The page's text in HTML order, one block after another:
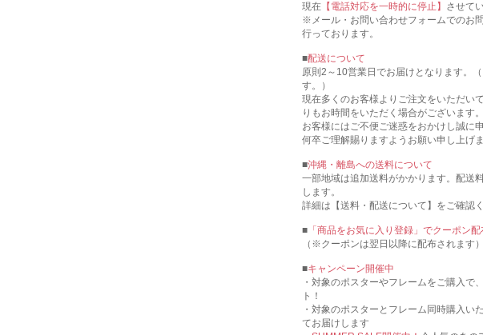
現在 【電話対応を一時的に停止】 させて
※メール・お問い合わせフォームでのお
行っております。
■配送について
原則2～10営業日でお届けとなります。
す。）
現在多くのお客様よりご注文をいただい
りもお時間をいただく場合がございます。
お客様にはご不便ご迷惑をおかけし誠に
何卒ご理解賜りますようお願い申し上げま
■沖縄・離島への送料について
一部地域は追加送料がかかります。配送
します。
詳細は【送料・配送について】をご確認く
■ 「商品をお気に入り登録」でクーポン配
（※クーポンは翌日以降に配布されます）
■キャンペーン開催中
・対象のポスターやフレームをご購入で
ト！
・対象のポスターとフレーム同時購入い
てお届けします